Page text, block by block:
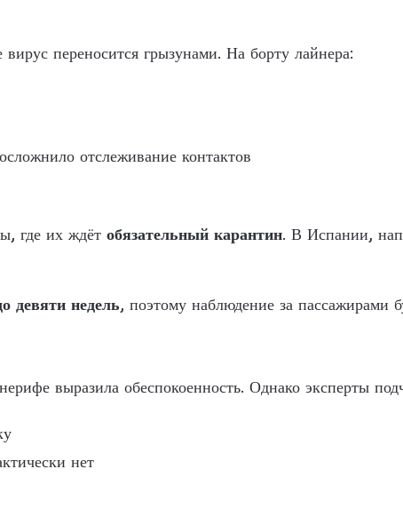
переносится грызунами. На борту лайнера:
отслеживание контактов
где их ждёт обязательный карантин. В Испании,
девяти недель, поэтому наблюдение за пассажирами
выразила обеспокоенность. Однако эксперты
нет